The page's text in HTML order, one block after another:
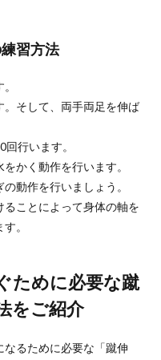
は、日常的にも痩せるために続
習方法
。そして、両手両足を伸ば
行います。
かく動作を行います。
動作を行いましょう。
ことによって身体の軸を
。
ために必要な蹴
をご紹介
るために必要な「蹴伸